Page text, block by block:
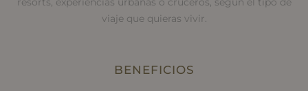
viaje que quieras vivir.
BENEFICIOS